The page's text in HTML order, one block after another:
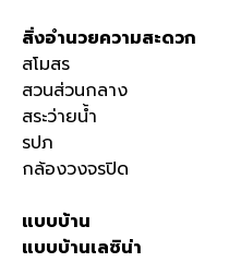
สิ่งอำนวยความสะดวก
สโมสร
สวนส่วนกลาง
สระว่ายน้ำ
รปภ
กล้องวงจรปิด
แบบบ้าน
แบบบ้านเลซิน่า